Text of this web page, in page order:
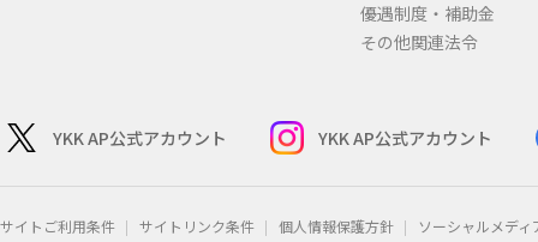
優遇制度・補助金
その他関連法令
YKK AP公式アカウント YKK AP公式アカウント
サイトご利用条件 サイトリンク条件 個人情報保護方針 ソーシャルメデ